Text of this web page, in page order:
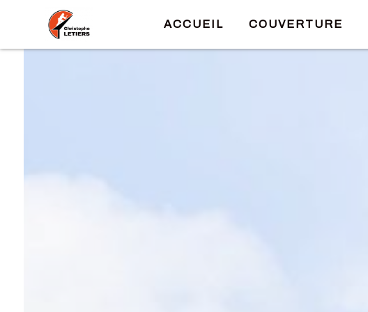
Panneau de gestion des cookies
ACCUEIL COUVERTURE